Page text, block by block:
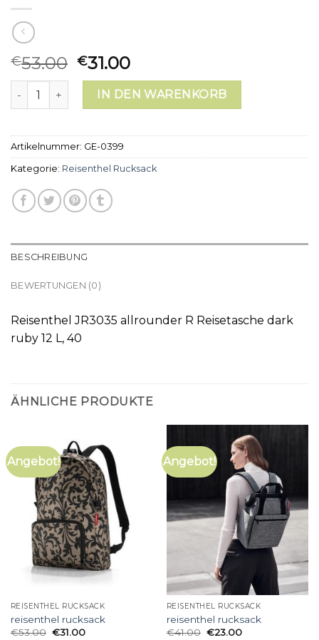
€53.00 €31.00
reisenthel rucksack MengeIN DEN WARENKORB
Artikelnummer: GE-0399
Kategorie: Reisenthel Rucksack
BESCHREIBUNG
BEWERTUNGEN (0)
Reisenthel JR3035 allrounder R Reisetasche dark
ruby 12 L, 40
ÄHNLICHE PRODUKTE
Angebot!
REISENTHEL RUCKSACK
reisenthel rucksack
€53.00 €31.00
Angebot!
REISENTHEL RUCKSACK
reisenthel rucksack
€41.00 €23.00